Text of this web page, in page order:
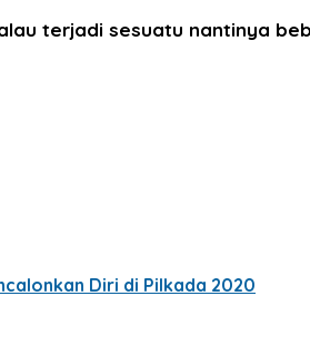
terjadi sesuatu nantinya
Diri di Pilkada 2020